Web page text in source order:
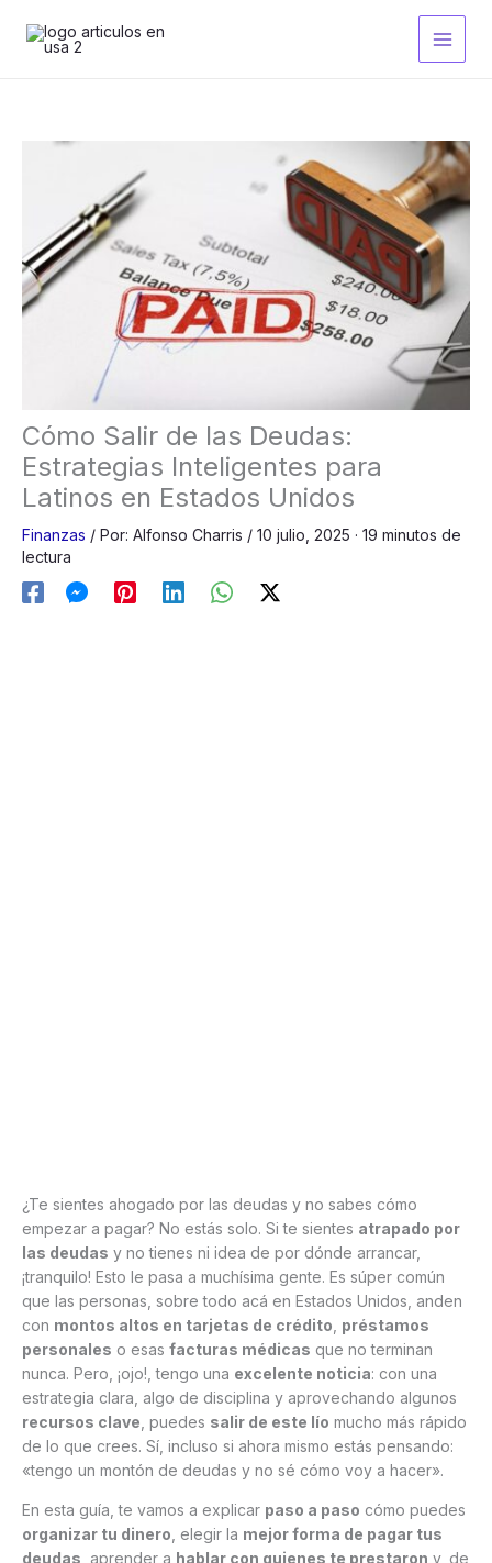
contenido
Cómo Salir de las Deudas:
Estrategias Inteligentes para
Latinos en Estados Unidos
Finanzas / Por: Alfonso Charris / 10 julio, 2025 · 19 minutos de
lectura
¿Te sientes ahogado por las deudas y no sabes cómo
empezar a pagar? No estás solo. Si te sientes atrapado por
las deudas y no tienes ni idea de por dónde arrancar,
¡tranquilo! Esto le pasa a muchísima gente. Es súper común
que las personas, sobre todo acá en Estados Unidos, anden
con montos altos en tarjetas de crédito préstamos
personales o esas facturas médicas que no terminan
nunca. Pero, ¡ojo!, tengo una excelente noticia: con una
estrategia clara, algo de disciplina y aprovechando algunos
recursos clave , puedes salir de este lío mucho más rápido
de lo que crees. Sí, incluso si ahora mismo estás pensando:
«tengo un montón de deudas y no sé cómo voy a hacer».
En esta guía, te vamos a explicar paso a paso cómo puedes
organizar tu dinero , elegir la mejor forma de pagar tus
deudas , aprender a hablar con quienes te prestaron y, de